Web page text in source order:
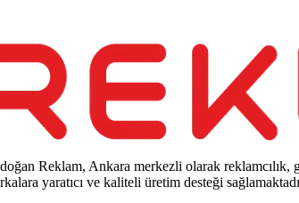
Reklam, Ankara merkezli olarak
yaratıcı ve kaliteli üretim desteği